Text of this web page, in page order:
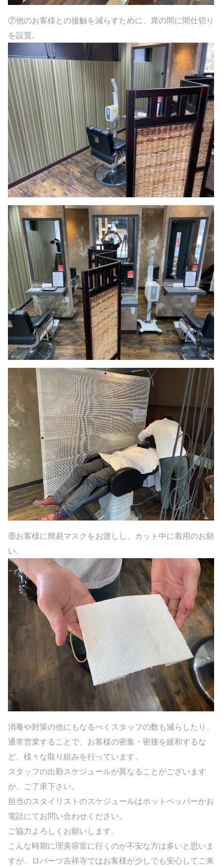
⑦他のお客様との接触を減らすために、席の間に間仕切り
を設置。
⑧お客様に簡易マスクをお渡しし、カット中に着用のお願
い。
消毒や対策の他にもなるべくスタッフの数も減らしたり、
通常営業することで、お客様の密集・密接を緩和するな
ど、様々な取り組みを行っています。
スタッフの出勤スケジュールが異なることがございます
が、ご了承下さい。
担当のスタイリストのスケジュールはホットペッパーかお
電話にてお問い合わせください。
ご協力よろしくお願いします。
こんな時期に理美容室に行くのが不安な方は多いと思いま
すが、ロバーツ吉祥寺ではお客様が少しでも安心してご来